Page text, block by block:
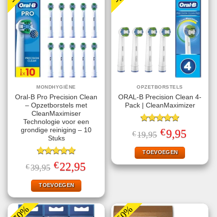
MONDHYGIËNE
Oral-B Pro Precision Clean
– Opzetborstels met
CleanMaximiser
Technologie voor een
grondige reiniging – 10
Stuks
Gewaardeerd
5.00uit 5
€39,95 Oorspronkelijke
prijs
was:
€39,95.
€22,95prijs
TOEVOEGEN
OPZETBORSTELS
ORAL-B Precision Clean 4-
Pack | CleanMaximizer
Gewaardeerd
5.00uit 5
€19,95 Oorspronkelijke
prijs
was:
€19,95.
€9,95prijs
TOEVOEGEN